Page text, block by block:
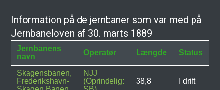
Information på de jernbaner som var med på
Jernbaneloven af 30. marts 1889
Jernbanens
navn
Operatør Længde Status
Skagensbanen,
Frederikshavn-
NJJ
(Oprindelig:
38,8 I drift